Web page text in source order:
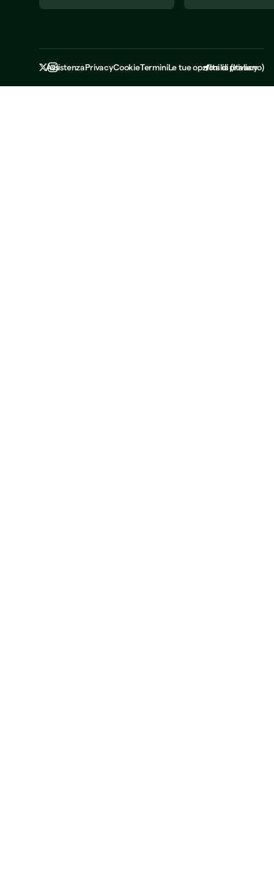
AssistenzaPrivacyCookieTerminiLe tue opzioni di privacy
Italia(Italiano)